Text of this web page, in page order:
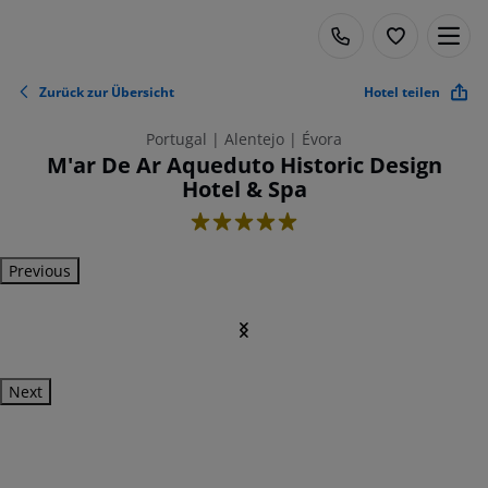
Zurück zur Übersicht Hotel teilen
Portugal | Alentejo | Évora
M'ar De Ar Aqueduto Historic Design
Hotel & Spa
5
Previous
Next